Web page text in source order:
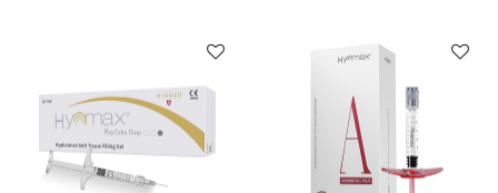
kundenspezifische Zwecke